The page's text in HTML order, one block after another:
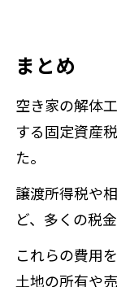
まとめ
空き家の解体
する固定資産
た。
譲渡所得税や
ど、多くの税
これらの費用
土地の所有や